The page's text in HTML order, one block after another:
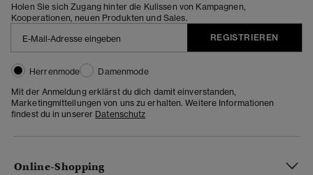
Holen Sie sich Zugang hinter die Kulissen von Kampagnen,
Kooperationen, neuen Produkten und Sales.
REGISTRIEREN
Herrenmode
Damenmode
Mit der Anmeldung erklärst du dich damit einverstanden,
Marketingmitteilungen von uns zu erhalten. Weitere Informationen
findest du in unserer Datenschutz
Online-Shopping